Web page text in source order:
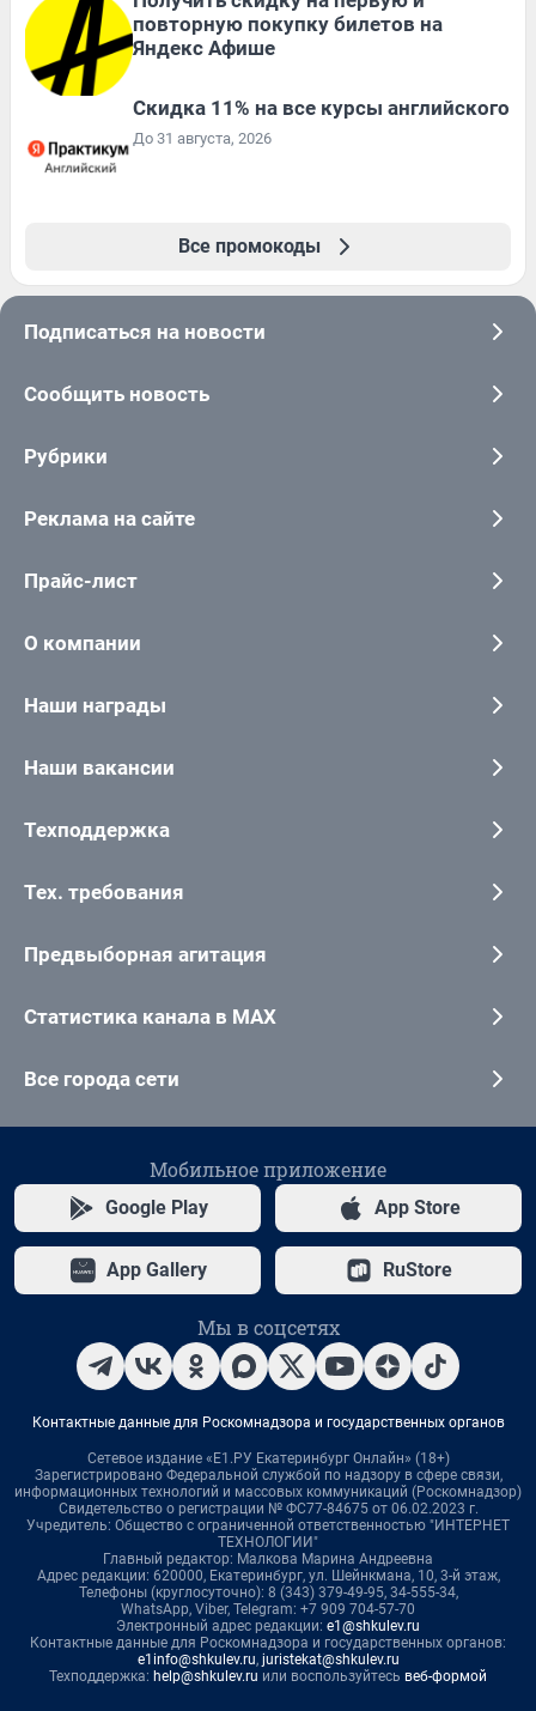
повторную покупку билетов на
Яндекс Афише
Скидка 11% на все курсы английского
До 31 августа, 2026
Все промокоды
Подписаться на новости
Сообщить новость
Рубрики
Реклама на сайте
Прайс-лист
О компании
Наши награды
Наши вакансии
Техподдержка
Тех. требования
Предвыборная агитация
Статистика канала в MAX
Все города сети
Мобильное приложение
Google Play App Store
App Gallery RuStore
Мы в соцсетях
Контактные данные для Роскомнадзора и государственных органов
Сетевое издание «Е1.РУ Екатеринбург Онлайн» (18+)
Зарегистрировано Федеральной службой по надзору в сфере связи,
информационных технологий и массовых коммуникаций (Роскомнадзор)
Свидетельство о регистрации № ФС77-84675 от 06.02.2023 г.
Учредитель: Общество с ограниченной ответственностью "ИНТЕРНЕТ
ТЕХНОЛОГИИ"
Главный редактор: Малкова Марина Андреевна
Адрес редакции: 620000, Екатеринбург, ул. Шейнкмана, 10, 3-й этаж,
Телефоны (круглосуточно): 8 (343) 379-49-95, 34-555-34,
WhatsApp, Viber, Telegram: +7 909 704-57-70
Электронный адрес редакции: e1@shkulev.ru
Контактные данные для Роскомнадзора и государственных органов:
e1info@shkulev.ru, juristekat@shkulev.ru
Техподдержка: help@shkulev.ru или воспользуйтесь веб-формой